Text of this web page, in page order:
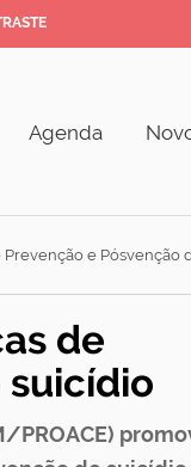
Agenda
e Pósvenção
de
suicídio
PROACE)